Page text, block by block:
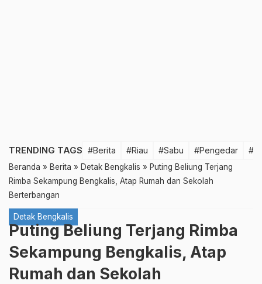
TRENDING TAGS #Berita #Riau #Sabu #Pengedar
Beranda » Berita » Detak Bengkalis » Puting Beliung Terjang
Rimba Sekampung Bengkalis, Atap Rumah dan Sekolah
Berterbangan
Detak Bengkalis
Puting Beliung Terjang Rimba
Sekampung Bengkalis, Atap
Rumah dan Sekolah